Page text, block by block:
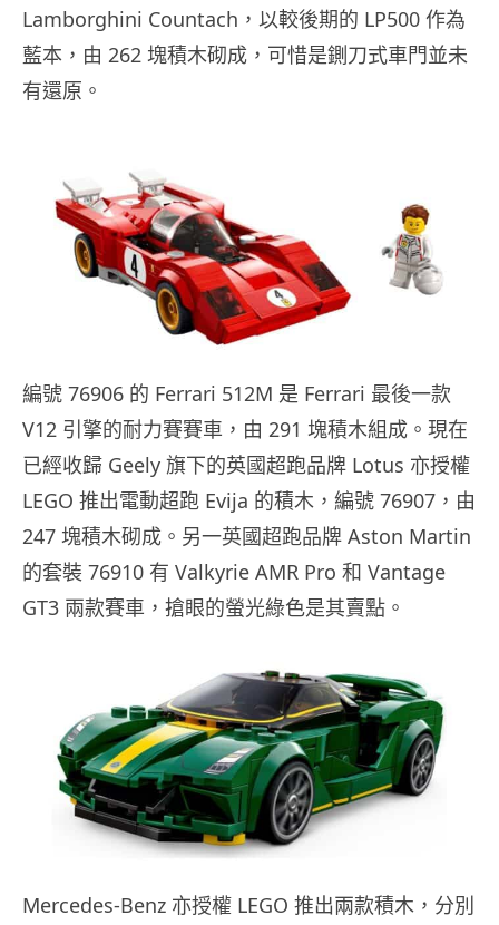
Lamborghini Countach，以較後期的 LP500 作為
藍本，由 262 塊積木砌成，可惜是鍘刀式車門並未
有還原。
編號 76906 的 Ferrari 512M 是 Ferrari 最後一款
V12 引擎的耐力賽賽車，由 291 塊積木組成。現在
已經收歸 Geely 旗下的英國超跑品牌 Lotus 亦授權
LEGO 推出電動超跑 Evija 的積木，編號 76907，由
247 塊積木砌成。另一英國超跑品牌 Aston Martin
的套裝 76910 有 Valkyrie AMR Pro 和 Vantage
GT3 兩款賽車，搶眼的螢光綠色是其賣點。
Mercedes-Benz 亦授權 LEGO 推出兩款積木，分別